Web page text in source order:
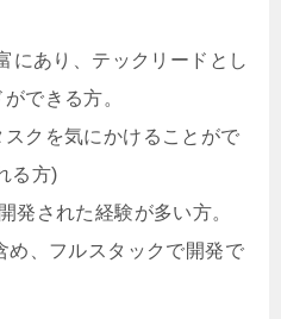
にあり、テックリードとし
できる方。
スクを気にかけることがで
る方)
発された経験が多い方。
め、フルスタックで開発で